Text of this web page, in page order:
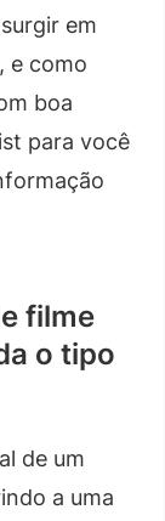
em
e como
boa
para você
filme
o tipo
de um
a uma